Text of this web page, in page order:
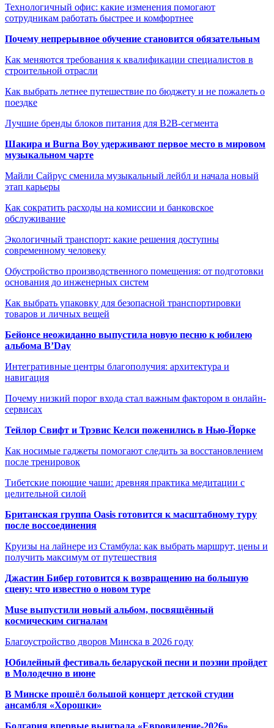
Технологичный офис: какие изменения помогают
сотрудникам работать быстрее и комфортнее
Почему непрерывное обучение становится обязательным
Как меняются требования к квалификации специалистов в
строительной отрасли
Как выбрать летнее путешествие по бюджету и не пожалеть о
поездке
Лучшие бренды блоков питания для B2B-сегмента
Шакира и Burna Boy удерживают первое место в мировом
музыкальном чарте
Майли Сайрус сменила музыкальный лейбл и начала новый
этап карьеры
Как сократить расходы на комиссии и банковское
обслуживание
Экологичный транспорт: какие решения доступны
современному человеку
Обустройство производственного помещения: от подготовки
основания до инженерных систем
Как выбрать упаковку для безопасной транспортировки
товаров и личных вещей
Бейонсе неожиданно выпустила новую песню к юбилею
альбома B’Day
Интегративные центры благополучия: архитектура и
навигация
Почему низкий порог входа стал важным фактором в онлайн-
сервисах
Тейлор Свифт и Трэвис Келси поженились в Нью-Йорке
Как носимые гаджеты помогают следить за восстановлением
после тренировок
Тибетские поющие чаши: древняя практика медитации с
целительной силой
Британская группа Oasis готовится к масштабному туру
после воссоединения
Круизы на лайнере из Стамбула: как выбрать маршрут, цены и
получить максимум от путешествия
Джастин Бибер готовится к возвращению на большую
сцену: что известно о новом туре
Muse выпустили новый альбом, посвящённый
космическим сигналам
Благоустройство дворов Минска в 2026 году
Юбилейный фестиваль беларуской песни и поэзии пройдет
в Молодечно в июне
В Минске прошёл большой концерт детской студии
ансамбля «Хорошки»
Болгария впервые выиграла «Евровидение-2026»